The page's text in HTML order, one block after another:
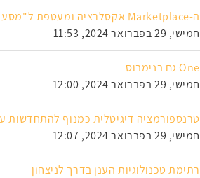
ה-Marketplace אקסלרציה ומעטפת ל"מסע לענן"
חמישי, 29 בפברואר 2024, 11:53
One גם בנימבוס
חמישי, 29 בפברואר 2024, 12:00
טרנספורמציה דיגיטלית כמנוף להתחדשות
חמישי, 29 בפברואר 2024, 12:07
רתימת טכנולוגיות הענן בדרך לניצחון